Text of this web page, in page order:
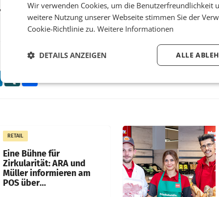
RETAIL
Eine Bühne für
Zirkularität: ARA und
Müller informieren am
POS über
Wir verwenden Cookies, um die Benutzerfreundlichkeit
weitere Nutzung unserer Webseite stimmen Sie der
Cookie-Richtlinie zu. Weitere Informationen
ALLE
DETAILS ANZEIGEN